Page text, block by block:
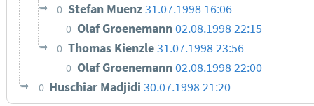
0 Stefan Muenz31.07.1998 16:06
0 Olaf Groenemann02.08.1998 22:15
0 Thomas Kienzle31.07.1998 23:56
0 Olaf Groenemann02.08.1998 22:00
0 Huschiar Madjidi30.07.1998 21:20